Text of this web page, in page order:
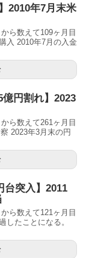
2010年7月末米
ら数えて109ヶ月目
入 2010年7月の入金
億円割れ】2023
ら数えて261ヶ月目
2023年3月末の円
台突入】2011
ら数えて121ヶ月目
したことになる。